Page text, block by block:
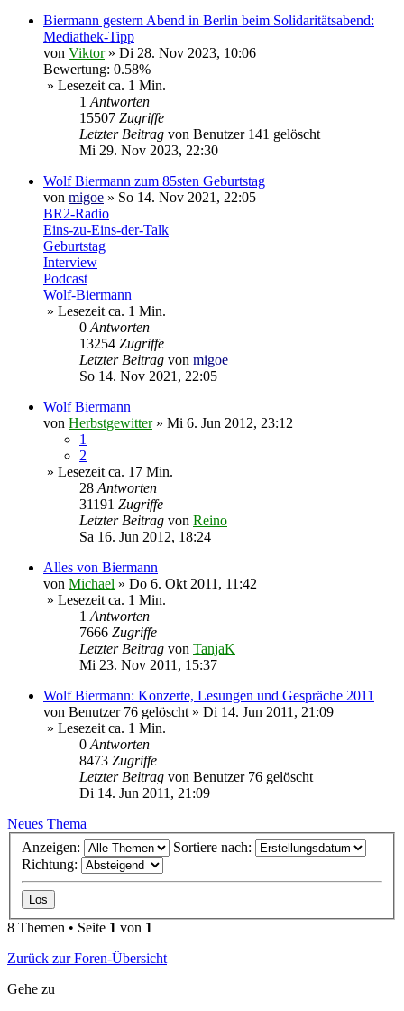
Biermann gestern Abend in Berlin beim Solidaritätsabend:
Mediathek-Tipp
von Viktor» Di 28. Nov 2023, 10:06
Bewertung: 0.58%
» Lesezeit ca. 1 Min.
1Antworten
15507 Zugriffe
Letzter Beitrag von Benutzer 141 gelöscht
Mi 29. Nov 2023, 22:30
Wolf Biermann zum 85sten Geburtstag
von migoe » So 14. Nov 2021, 22:05
BR2-Radio
Eins-zu-Eins-der-Talk
Geburtstag
Interview
Podcast
Wolf-Biermann
» Lesezeit ca. 1 Min.
0Antworten
13254 Zugriffe
Letzter Beitrag von migoe
So 14. Nov 2021, 22:05
Wolf Biermann
von Herbstgewitter» Mi 6. Jun 2012, 23:12
1
2
» Lesezeit ca. 17 Min.
28Antworten
31191 Zugriffe
Letzter Beitrag von Reino
Sa 16. Jun 2012, 18:24
Alles von Biermann
von Michael » Do 6. Okt 2011, 11:42
» Lesezeit ca. 1 Min.
1Antworten
7666 Zugriffe
Letzter Beitrag von TanjaK
Mi 23. Nov 2011, 15:37
Wolf Biermann: Konzerte, Lesungen und Gespräche 2011
von Benutzer 76 gelöscht» Di 14. Jun 2011, 21:09
» Lesezeit ca. 1 Min.
0Antworten
8473 Zugriffe
Letzter Beitrag von Benutzer 76 gelöscht
Di 14. Jun 2011, 21:09
Neues Thema
Anzeigen:
Sortiere nach:
Richtung:
8 Themen • Seite 1 von 1
Zurück zur Foren-Übersicht
Gehe zu